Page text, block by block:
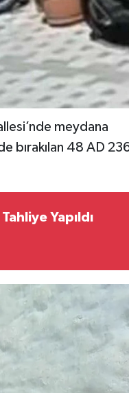
meydana
bırakılan 48 AD
Yapıldı